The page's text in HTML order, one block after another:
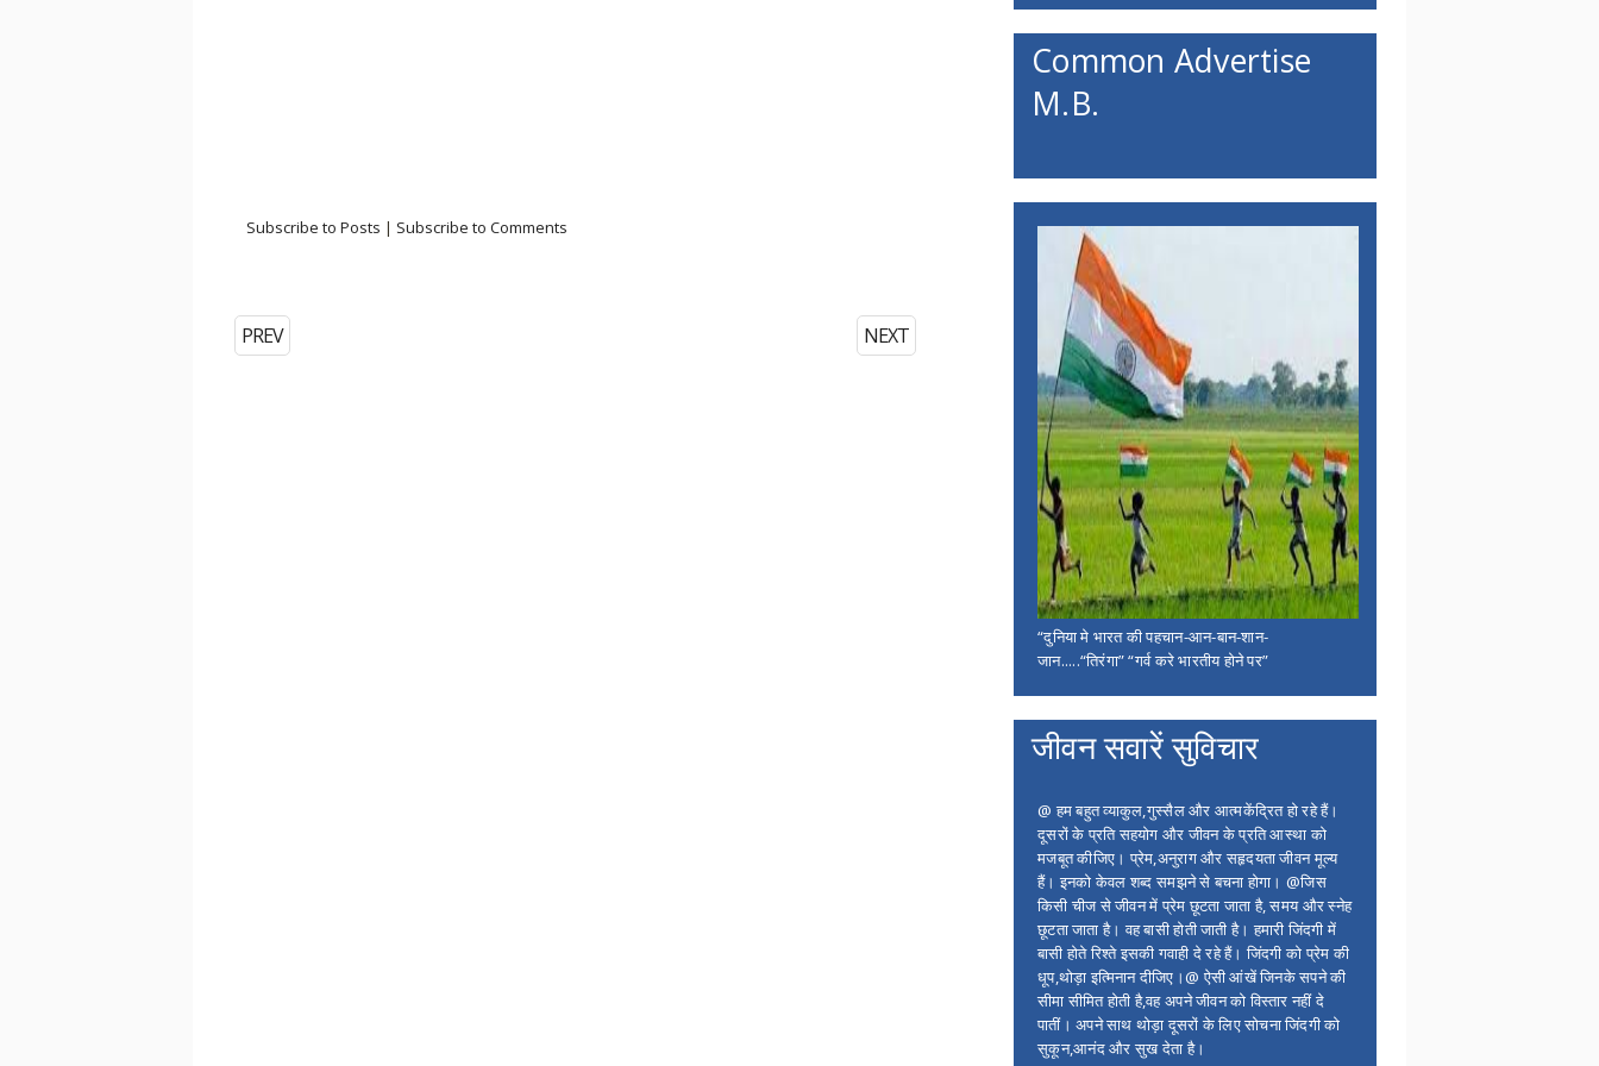
Subscribe to Posts | Subscribe to Comments
NEXT
PREV
Common Advertise
M.B.
“दुनिया मे भारत की पहचान-आन-बान-शान-
जान.....“तिरंगा” “गर्व करे भारतीय होने पर”
जीवन सवारें सुविचार
@ हम बहुत व्याकुल,गुस्सैल और आत्मकेंद्रित हो रहे हैं।
दूसरों के प्रति सहयोग और जीवन के प्रति आस्था को
मजबूत कीजिए। प्रेम,अनुराग और सहृदयता जीवन मूल्य
हैं। इनको केवल शब्द समझने से बचना होगा। @जिस
किसी चीज से जीवन में प्रेम छूटता जाता है, समय और स्नेह
छूटता जाता है। वह बासी होती जाती है। हमारी जिंदगी में
बासी होते रिश्ते इसकी गवाही दे रहे हैं। जिंदगी को प्रेम की
धूप,थोड़ा इत्मिनान दीजिए।@ ऐसी आंखें जिनके सपने की
सीमा सीमित होती है,वह अपने जीवन को विस्तार नहीं दे
पातीं। अपने साथ थोड़ा दूसरों के लिए सोचना जिंदगी को
सुकून,आनंद और सुख देता है।